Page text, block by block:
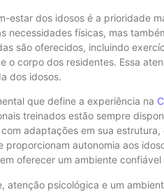
estar dos idosos é a prioridade
necessidades físicas, mas
são oferecidos, incluindo
o corpo dos residentes. Essa
dos idosos.
que define a experiência na
treinados estão sempre
adaptações em sua
proporcionam autonomia aos
oferecer um ambiente confiável
atenção psicológica e um